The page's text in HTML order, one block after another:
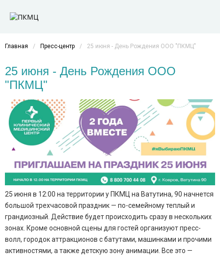
Главная / Пресс-центр / 25 июня - День Рождения ООО "ПКМЦ"
25 июня - День Рождения ООО
"ПКМЦ"
25 июня в 12:00 на территории у ПКМЦ на Ватутина, 90 начнется
большой трехчасовой праздник — по-семейному теплый и
грандиозный. Действие будет происходить сразу в нескольких
зонах. Кроме основной сцены для гостей организуют пресс-
волл, городок аттракционов с батутами, машинками и прочими
активностями, а также детскую зону анимации. Все это —